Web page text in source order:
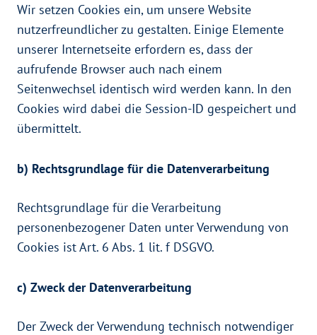
Wir setzen Cookies ein, um unsere Website
nutzerfreundlicher zu gestalten. Einige Elemente
unserer Internetseite erfordern es, dass der
aufrufende Browser auch nach einem
Seitenwechsel identisch wird werden kann. In den
Cookies wird dabei die Session-ID gespeichert und
übermittelt.
b) Rechtsgrundlage für die Datenverarbeitung
Rechtsgrundlage für die Verarbeitung
personenbezogener Daten unter Verwendung von
Cookies ist Art. 6 Abs. 1 lit. f DSGVO.
c) Zweck der Datenverarbeitung
Der Zweck der Verwendung technisch notwendiger